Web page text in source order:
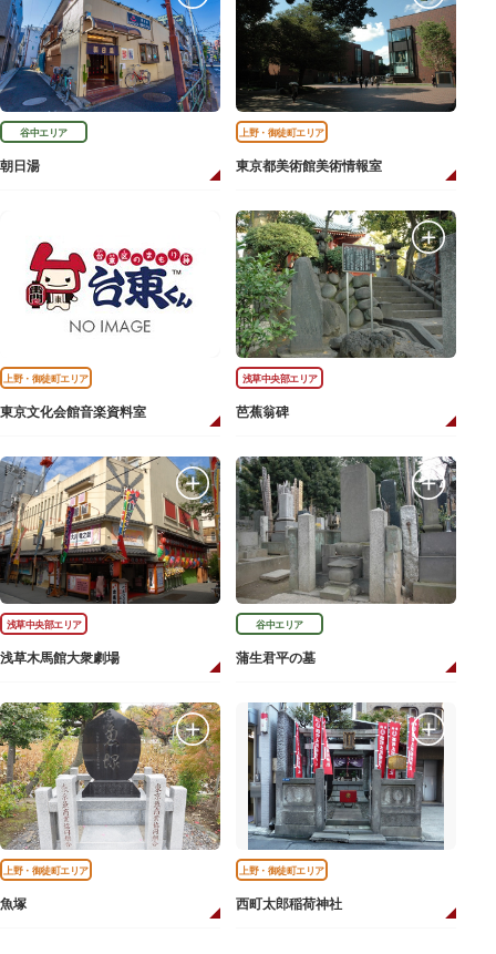
谷中エリア
朝日湯
上野・御徒町エリア
東京都美術館美術情報室
上野・御徒町エリア
東京文化会館音楽資料室
浅草中央部エリア
芭蕉翁碑
浅草中央部エリア
浅草木馬館大衆劇場
谷中エリア
蒲生君平の墓
上野・御徒町エリア
魚塚
上野・御徒町エリア
西町太郎稲荷神社